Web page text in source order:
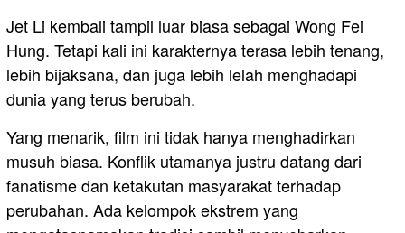
Jet Li kembali tampil luar biasa sebagai Wong Fei
Hung. Tetapi kali ini karakternya terasa lebih tenang,
lebih bijaksana, dan juga lebih lelah menghadapi
dunia yang terus berubah.
Yang menarik, film ini tidak hanya menghadirkan
musuh biasa. Konflik utamanya justru datang dari
fanatisme dan ketakutan masyarakat terhadap
perubahan. Ada kelompok ekstrem yang